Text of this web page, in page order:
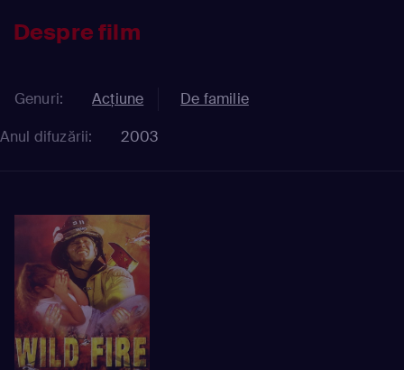
Despre film
Genuri: Acțiune
De familie
Anul difuzării:
2003